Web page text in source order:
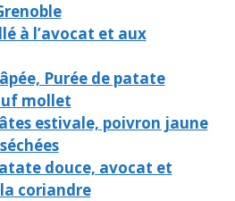
à l’avocat et aux
Purée de patate
mollet
estivale, poivron jaune
douce, avocat et
coriandre